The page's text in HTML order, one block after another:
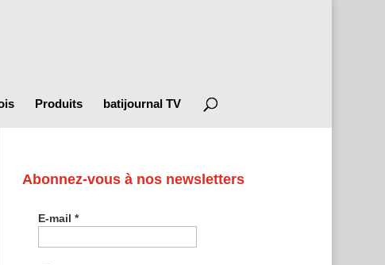
Produits batijournal TV
Abonnez-vous à nos newsletters
E-mail*